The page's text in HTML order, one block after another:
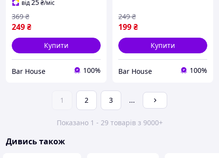
від25₴/міс
249₴
369 ₴
Купити
Bar House 100%
199₴
249 ₴
Купити
Bar House 100%
1 2 3 ...
Показано 1 - 29 товарів з 9000+
Дивись також